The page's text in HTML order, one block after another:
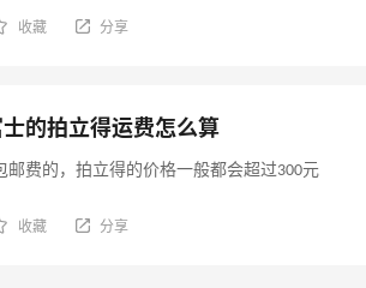
收藏 分享
的拍立得运费怎么算
邮费的，拍立得的价格一般都会超过300元
收藏 分享